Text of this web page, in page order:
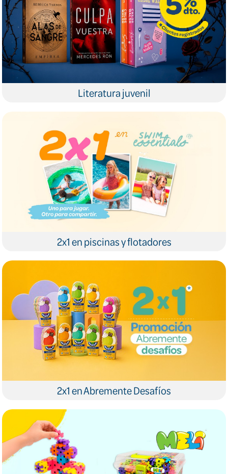
Literatura juvenil
2x1 en piscinas y flotadores
2x1 en Abremente Desafíos